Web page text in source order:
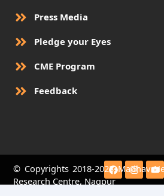
Press Media
Pledge your Eyes
CME Program
Feedback
© Copyrights 2018-2023 Madhav
Research Centre, Nagpur
F
a
c
I
n
s
Y
o
u